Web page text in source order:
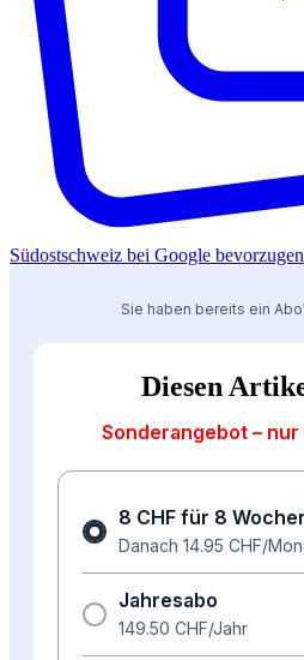
Südostschweiz bei Google bevorzugen